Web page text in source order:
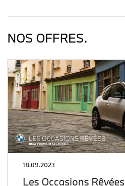
NOS OFFRES.
18.09.2023
Les Occasions Rêvées